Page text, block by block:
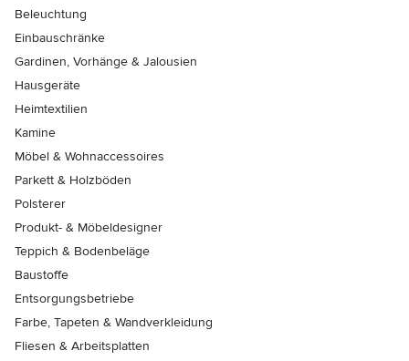
Beleuchtung
Einbauschränke
Gardinen, Vorhänge & Jalousien
Hausgeräte
Heimtextilien
Kamine
Möbel & Wohnaccessoires
Parkett & Holzböden
Polsterer
Produkt- & Möbeldesigner
Teppich & Bodenbeläge
Baustoffe
Entsorgungsbetriebe
Farbe, Tapeten & Wandverkleidung
Fliesen & Arbeitsplatten